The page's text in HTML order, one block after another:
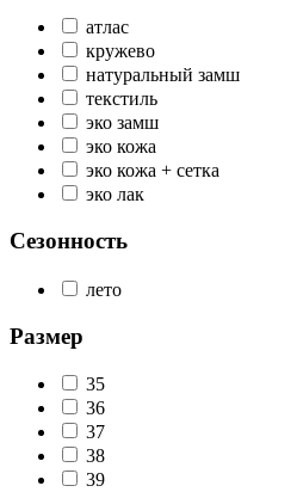
атлас
кружево
натуральный замш
текстиль
эко замш
эко кожа
эко кожа + сетка
эко лак
Сезонность
лето
Размер
35
36
37
38
39